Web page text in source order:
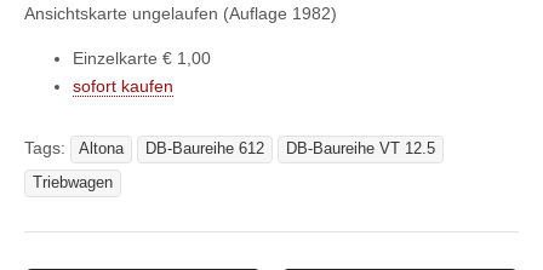
Ansichtskarte ungelaufen (Auflage 1982)
Einzelkarte € 1,00
sofort kaufen
Tags: Altona DB-Baureihe 612
DB-Baureihe VT 12.5
Triebwagen